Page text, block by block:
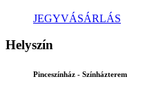
JEGYVÁSÁRLÁS
Helyszín
Pinceszínház - Színházterem